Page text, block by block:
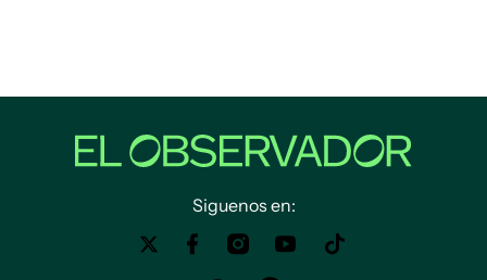
Siguenos en: